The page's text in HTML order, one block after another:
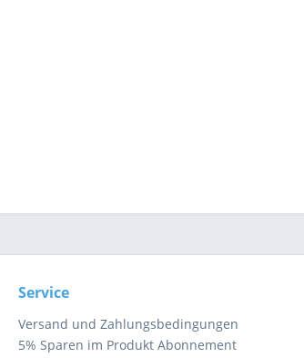
Service
Versand und Zahlungsbedingungen
5% Sparen im Produkt Abonnement